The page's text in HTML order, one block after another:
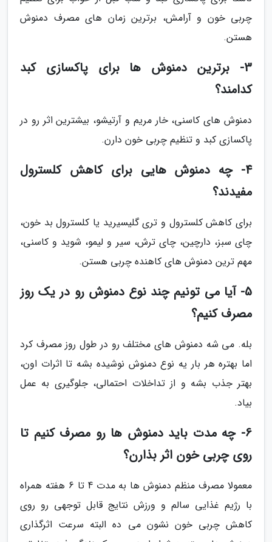
چربی خون و آرامش، برترین زمان های مصرف دمنوش
هستن.
3- برترین دمنوش ها برای پاکسازی کبد
کدامند؟
دمنوش های کاسنی، خار مریم و آرتیشو، بیشترین اثر رو در
پاکسازی کبد و تنظیم چربی خون دارن.
4- چه دمنوش هایی برای کاهش کلسترول
مفیدند؟
برای کاهش کلسترول و تری گلیسیرید یا کلسترول بد خون،
چای سبز، دارچین، چای ترش، سیر و لیمو، شوید و کاسنی،
مهم ترین دمنوش های کاهنده چربی هستن.
5- آیا می تونیم چند نوع دمنوش رو در یک روز
مصرف کنیم؟
بله. می شه دمنوش های مختلف رو در طول روز مصرف کرد
اما بهتره هر بار یه نوع دمنوش نوشیده بشه تا اثرات اون،
بهتر جذب بشه و از تداخلات احتمالی، جلوگیری به عمل
بیاد.
6- چه مدت باید دمنوش ها رو مصرف کنیم تا
روی چربی خون اثر بذارن؟
معمولا مصرف منظم دمنوش ها به مدت 4 تا 6 هفته همراه
با رژیم غذایی سالم و ورزش نتایج قابل توجهی رو روی
کاهش چربی خون نشون می ده البته سرعت اثرگذاری